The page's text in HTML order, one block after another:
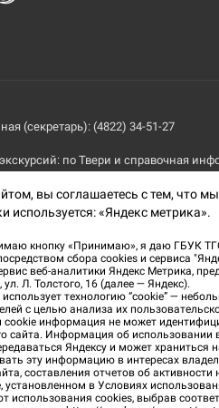
(секретарь): (4822) 34-51-27
по Твери и справочная
обработку персональных данных
электронных билетов
вы соглашаетесь с тем, что
используется: «Яндекс метрика».
кнопку «Принимаю», я даю ГБУК
сбора cookies и сервиса
веб-аналитики Яндекс Метрика,
Л. Толстого, 16 (далее — Яндекс).
технологию “cookie” —
с целью анализа их
информация не может
сайта. Информация об использовании
Яндексу и может храниться
эту информацию в интересах
составления отчетов об активности
в Условиях
использования cookies, выбрав